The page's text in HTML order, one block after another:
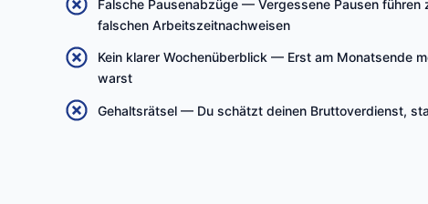
Falsche Pausenabzüge — Vergessene Pausen führen
falschen Arbeitszeitnachweisen
Kein klarer Wochenüberblick — Erst am Monatsende
warst
Gehaltsrätsel — Du schätzt deinen Bruttoverdienst,